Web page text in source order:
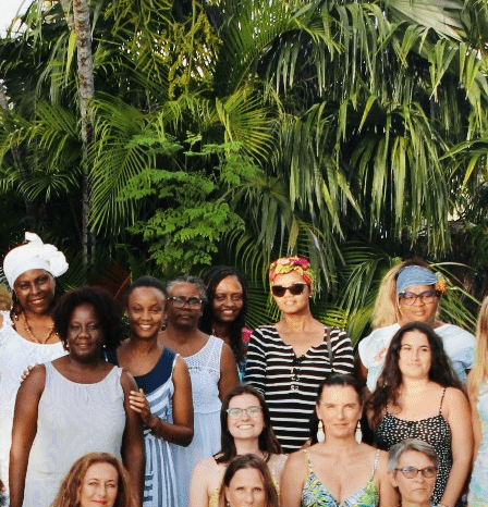
Exporter les lignes sélectionnées
Exporter toutes les colonnes
Exporter uniquement les colonnes affichées
Menu
<
>
L'ASSOCIATION
NOTRE HISTOIRE
NOTRE VISION
NOTRE EQUIPE
TEMOIGNAGES
NOUS CONTACTER
Ajoutez un logo, un bouton, des réseaux sociaux
Cliquez pour éditer